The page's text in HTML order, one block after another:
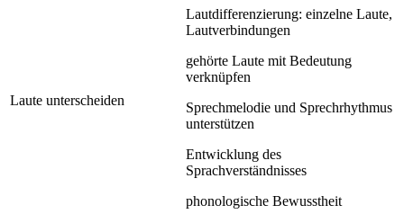
Laute unterscheiden
Lautdifferenzierung: einzelne Laute,
Lautverbindungen
gehörte Laute mit Bedeutung
verknüpfen
Sprechmelodie und Sprechrhythmus
unterstützen
Entwicklung des
Sprachverständnisses
phonologische Bewusstheit